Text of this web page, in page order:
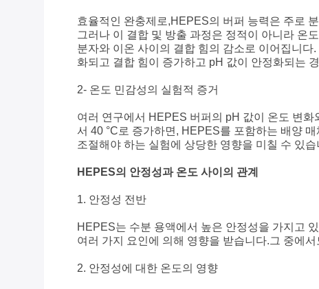
효율적인 완충제로,HEPES의 버퍼 능력은 주로
그러나 이 결합 및 방출 과정은 정적이 아니라 온
분자와 이온 사이의 결합 힘의 감소로 이어집니
화되고 결합 힘이 증가하고 pH 값이 안정화되는
2- 온도 민감성의 실험적 증거
여러 연구에서 HEPES 버퍼의 pH 값이 온도 변
서 40 °C로 증가하면, HEPES를 포함하는 배양
조절해야 하는 실험에 상당한 영향을 미칠 수 있습
HEPES의 안정성과 온도 사이의 관계
1. 안정성 전반
HEPES는 수분 용액에서 높은 안정성을 가지고
여러 가지 요인에 의해 영향을 받습니다.그 중에
2. 안정성에 대한 온도의 영향